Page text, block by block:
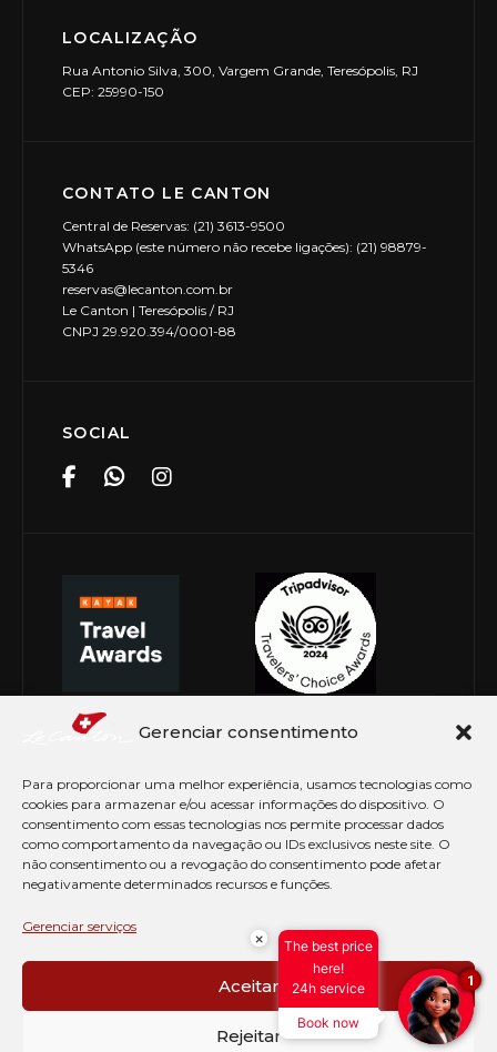
Gerenciar consentimento
Para proporcionar uma melhor experiência, usamos tecnologias como
cookies para armazenar e/ou acessar informações do dispositivo. O
consentimento com essas tecnologias nos permite processar dados
como comportamento da navegação ou IDs exclusivos neste site. O
não consentimento ou a revogação do consentimento pode afetar
negativamente determinados recursos e funções.
Gerenciar serviços
Aceitar
Rejeitar
LOCALIZAÇÃO
Rua Antonio Silva, 300, Vargem Grande, Teresópolis, RJ
CEP: 25990-150
CONTATO LE CANTON
Central de Reservas: (21) 3613-9500
WhatsApp (este número não recebe ligações): (21) 98879-
5346
reservas@lecanton.com.br
Le Canton | Teresópolis / RJ
CNPJ 29.920.394/0001-88
SOCIAL
© Copyright 2026 Le Canton. Todos os direitos
PRÉ CHECK-IN
AVISO DE COOKIES
PERGUNTAS FREQUENTES
×
The best price
here!
24h service
Book now
1